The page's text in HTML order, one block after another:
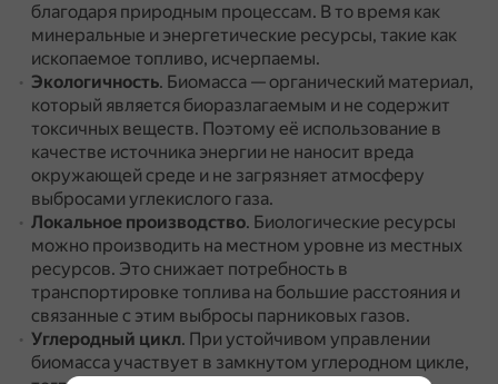
благодаря природным процессам. В то время как
минеральные и энергетические ресурсы, такие как
ископаемое топливо, исчерпаемы.
Экологичность. Биомасса — органический материал,
который является биоразлагаемым и не содержит
токсичных веществ. Поэтому её использование в
качестве источника энергии не наносит вреда
окружающей среде и не загрязняет атмосферу
выбросами углекислого газа.
Локальное производство. Биологические ресурсы
можно производить на местном уровне из местных
ресурсов. Это снижает потребность в
транспортировке топлива на большие расстояния и
связанные с этим выбросы парниковых газов.
Углеродный цикл. При устойчивом управлении
биомасса участвует в замкнутом углеродном цикле,